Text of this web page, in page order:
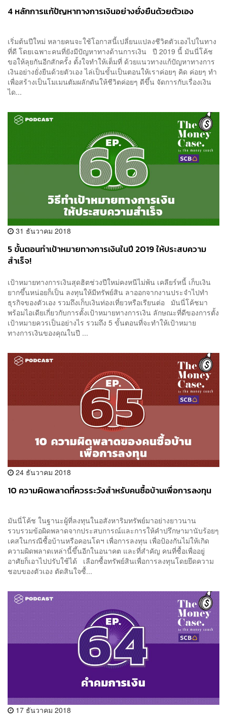
4 หลักการแก้ปัญหาทางการเงินอย่างยั่งยืนด้วยตัวเอง
เริ่มต้นปีใหม่ หลายคนจะใช้โอกาสนี้เปลี่ยนแปลงชีวิตตัวเองไปในทาง
ที่ดี โดยเฉพาะคนที่ยังมีปัญหาทางด้านการเงิน ปี 2019 นี้ มันนี่โค้ช
ขอให้ลุยกันอีกสักครั้ง ตั้งใจทำให้เต็มที่ ด้วยแนวทางแก้ปัญหาทางการ
เงินอย่างยั่งยืนด้วยตัวเอง ไล่เป็นขั้นเป็นตอนให้เราค่อยๆ คิด ค่อยๆ ทำ
เพื่อสร้างเป็นโมเมนตัมผลักดันให้ชีวิตค่อยๆ ดีขึ้น จัดการกับเรื่องเงิน
ได...
31 ธันวาคม 2018
5 ขั้นตอนทำเป้าหมายทางการเงินในปี 2019 ให้ประสบความ
สำเร็จ!
เป้าหมายทางการเงินสุดฮิตช่วงปีใหม่คงหนีไม่พ้น เคลียร์หนี้ เก็บเงิน
ยากขึ้นหน่อยก็เป็น ลงทุนให้มีทรัพย์สิน ลาออกจากงานประจำไปทำ
ธุรกิจของตัวเอง รวมถึงเก็บเงินท่องเที่ยวหรือเรียนต่อ มันนี่โค้ชมา
พร้อมไอเดียเกี่ยวกับการตั้งเป้าหมายทางการเงิน ลักษณะที่ดีของการตั้ง
เป้าหมายควรเป็นอย่างไร รวมถึง 5 ขั้นตอนที่จะทำให้เป้าหมาย
ทางการเงินของคุณในปี ...
24 ธันวาคม 2018
10 ความผิดพลาดที่ควรระวังสำหรับคนซื้อบ้านเพื่อการลงทุน
มันนี่โค้ช ในฐานะผู้ที่ลงทุนในอสังหาริมทรัพย์มาอย่างยาวนาน
รวบรวมข้อผิดพลาดจากประสบการณ์และการให้คำปรึกษามานับร้อยๆ
เคสในกรณีซื้อบ้านหรือคอนโดฯ เพื่อการลงทุน เพื่อป้องกันไม่ให้เกิด
ความผิดพลาดเหล่านี้ขึ้นอีกในอนาคต และที่สำคัญ คนที่ซื้อเพื่ออยู่
อาศัยก็เอาไปปรับใช้ได้ เลือกซื้อทรัพย์สินเพื่อการลงทุนโดยยึดความ
ชอบของตัวเอง ตัดสินใจซื้...
17 ธันวาคม 2018